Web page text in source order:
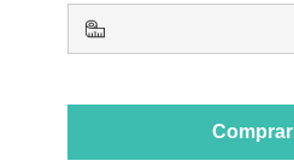
Comprar